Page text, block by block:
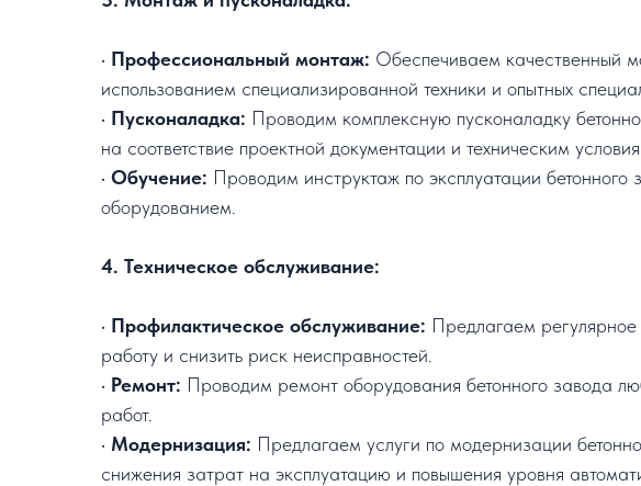
• Профессиональный монтаж: Обеспечиваем качественный
использованием специализированной техники и опытных
• Пусконаладка: Проводим комплексную пусконаладку
на соответствие проектной документации и техническим
• Обучение: Проводим инструктаж по эксплуатации
оборудованием.
4. Техническое обслуживание:
• Профилактическое обслуживание: Предлагаем
работу и снизить риск неисправностей.
• Ремонт: Проводим ремонт оборудования бетонного завода
работ.
• Модернизация: Предлагаем услуги по модернизации
снижения затрат на эксплуатацию и повышения уровня